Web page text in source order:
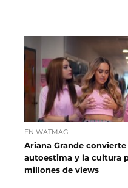
EN WATMAG
Ariana Grande
autoestima y la cultura
millones de views